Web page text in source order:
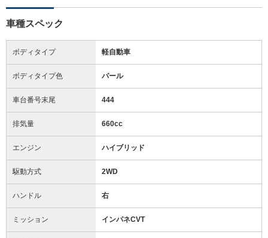
車種スペック
ボディタイプ 軽自動車
ボディタイプ色 パール
車台番号末尾 444
排気量 660cc
エンジン ハイブリッド
駆動方式 2WD
ハンドル 右
ミッション インパネCVT